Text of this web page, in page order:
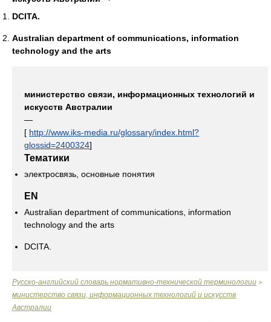
DCITA.
Australian department of communications, information
technology and the arts
министерство связи, информационных технологий и
искусств Австралии
—
[ http://www.iks-media.ru/glossary/index.html?
glossid=2400324]
Тематики
электросвязь, основные понятия
EN
Australian department of communications, information
technology and the arts
DCITA.
Русско-английский словарь нормативно-технической терминологии >
министерство связи, информационных технологий и искусств
Австралии